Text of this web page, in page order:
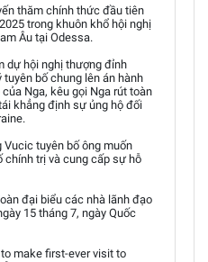
thăm chính thức đầu tiên
trong khuôn khổ hội nghị
Âu tại Odessa.
dự hội nghị thượng đỉnh
bố chung lên án hành
Nga, kêu gọi Nga rút toàn
khẳng định sự ủng hộ đối
tuyên bố ông muốn
chính trị và cung cấp sự hỗ
đại biểu các nhà lãnh đạo
15 tháng 7, ngày Quốc
make first-ever visit to